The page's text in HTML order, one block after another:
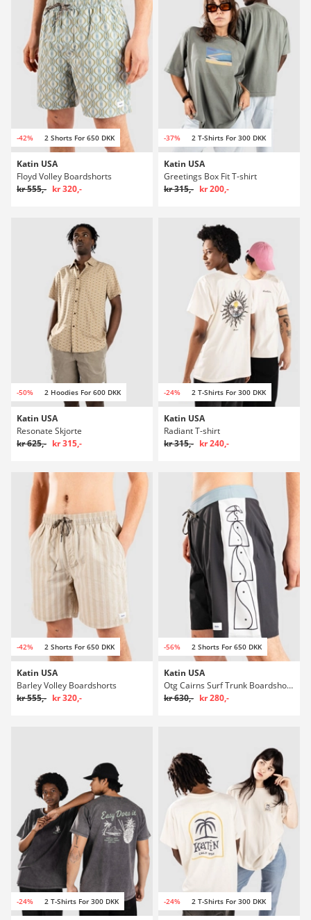
-42% 2 Shorts For 650 DKK
Katin USA
Floyd Volley Boardshorts
kr 555,- kr 320,-
-37% 2 T-Shirts For 300 DKK
Katin USA
Greetings Box Fit T-shirt
kr 315,- kr 200,-
-50% 2 Hoodies For 600 DKK
Katin USA
Resonate Skjorte
kr 625,- kr 315,-
-24% 2 T-Shirts For 300 DKK
Katin USA
Radiant T-shirt
kr 315,- kr 240,-
-42% 2 Shorts For 650 DKK
Katin USA
Barley Volley Boardshorts
kr 555,- kr 320,-
-56% 2 Shorts For 650 DKK
Katin USA
Otg Cairns Surf Trunk Boardshorts
kr 630,- kr 280,-
-24% 2 T-Shirts For 300 DKK -24% 2 T-Shirts For 300 DKK